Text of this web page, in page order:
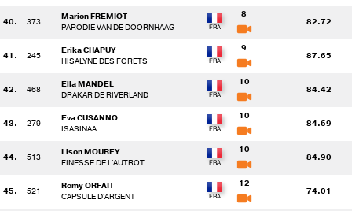
40. 373
Marion FREMIOT
PARODIE VAN DE DOORNHAAG
8
82.72
41. 245
Erika CHAPUY
HISALYNE DES FORETS
9
87.65
42. 468
Ella MANDEL
DRAKAR DE RIVERLAND
10
84.42
43. 279
Eva CUSANNO
ISASINAA
10
84.69
44. 513
Lison MOUREY
FINESSE DE L'AUTROT
10
84.90
45. 521
Romy ORFAIT
CAPSULE D'ARGENT
12
74.01